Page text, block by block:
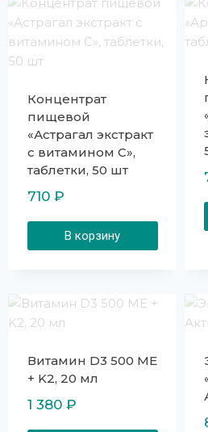
Концентрат
пищевой
«Астрагал экстракт
с витамином C»,
таблетки, 50 шт
710 ₽
В корзину
Витамин D3 500 МЕ
+ K2, 20 мл
1 380 ₽